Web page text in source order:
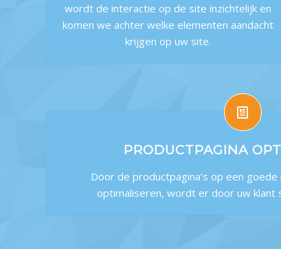
wordt de interactie op de site inzichtelijk en
komen we achter welke elementen aandacht
krijgen op uw site.
PRODUCTPAGINA
Door de productpagina’s op een
optimaliseren, wordt er door uw klant